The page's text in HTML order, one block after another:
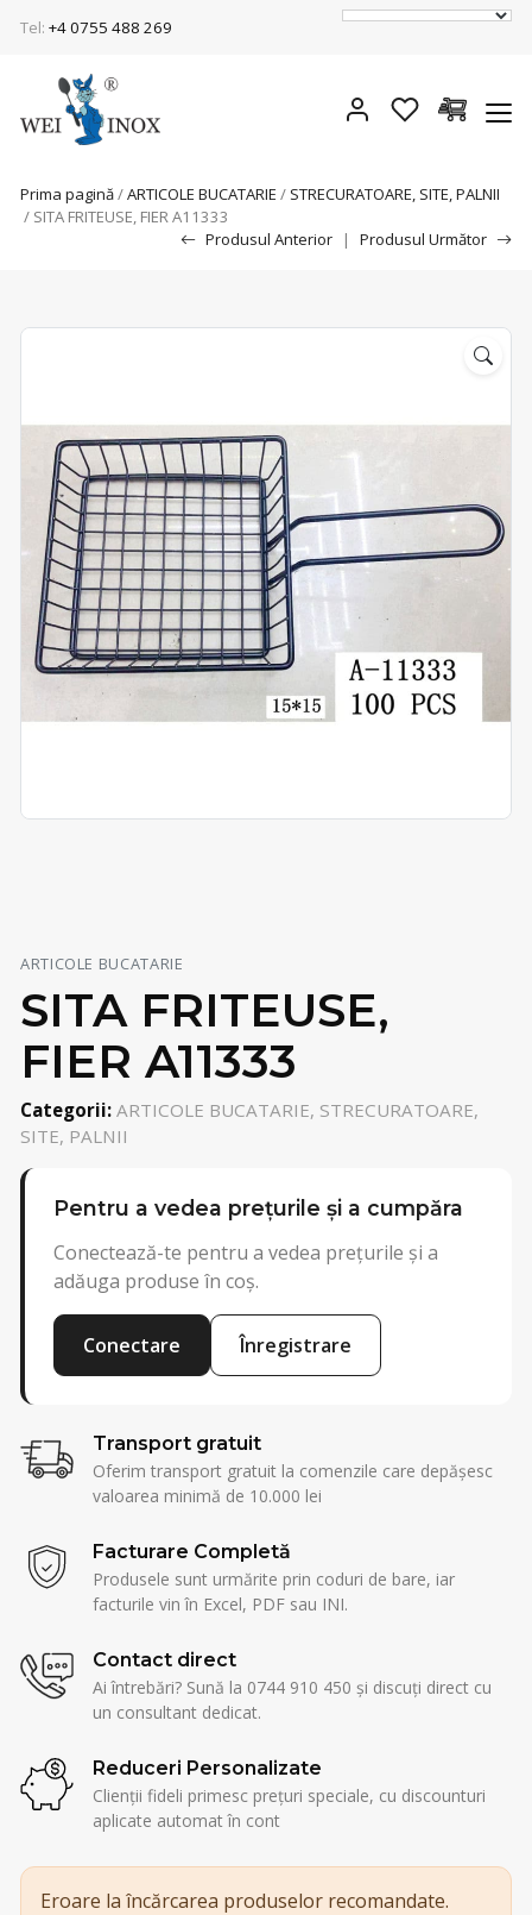
Tel: +4 0755 488 269
Prima pagină/ARTICOLE BUCATARIE / STRECURATOARE, SITE, PALNII
/ SITA FRITEUSE, FIER A11333
Produsul Anterior
| Produsul Următor
ARTICOLE BUCATARIE
SITA FRITEUSE,
FIER A11333
Categorii: ARTICOLE BUCATARIE, STRECURATOARE,
SITE, PALNII
Pentru a vedea prețurile și a cumpăra
Conectează-te pentru a vedea prețurile și a
adăuga produse în coș.
Conectare Înregistrare
Transport gratuit
Oferim transport gratuit la comenzile care depășesc
valoarea minimă de 10.000 lei
Facturare Completă
Produsele sunt urmărite prin coduri de bare, iar
facturile vin în Excel, PDF sau INI.
Contact direct
Ai întrebări? Sună la 0744 910 450 și discuți direct cu
un consultant dedicat.
Reduceri Personalizate
Clienții fideli primesc prețuri speciale, cu discounturi
aplicate automat în cont
Eroare la încărcarea produselor recomandate.